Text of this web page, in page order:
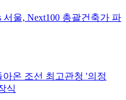
울, Next100 총괄건축가 파
온 조선 최고관청 '의정
식